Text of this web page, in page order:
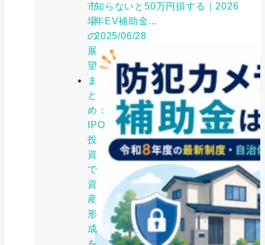
市
場
の
展
望
ま
と
め：
IPO
投
資
で
資
産
形
成
知らないと50万円損する｜2026
年EV補助金...
2025/06/28